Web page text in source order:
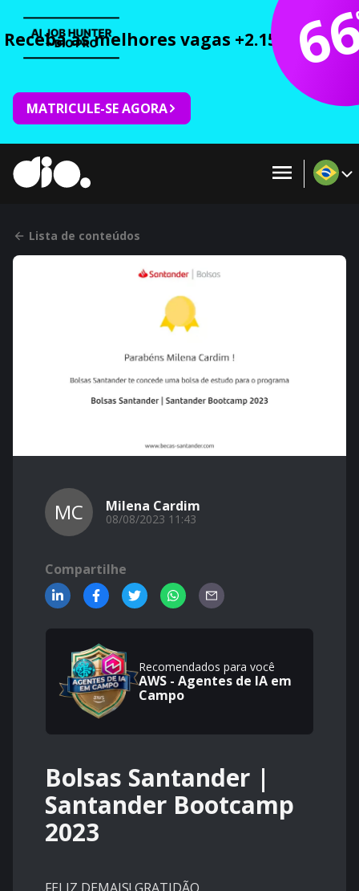
Receba as melhores vagas +2.150 cursos
MATRICULE-SE AGORA
Lista de conteúdos
MC Milena Cardim
08/08/2023 11:43
Compartilhe
Recomendados para você
AWS - Agentes de IA em
Campo
Bolsas Santander |
Santander Bootcamp
2023